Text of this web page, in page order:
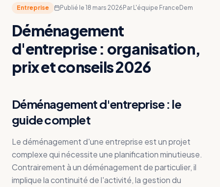
Entreprise Publié le 18 mars 2026 Par L'équipe FranceDem
Déménagement
d'entreprise : organisation,
prix et conseils 2026
Déménagement d'entreprise : le
guide complet
Le déménagement d'une entreprise est un projet
complexe qui nécessite une planification minutieuse.
Contrairement à un déménagement de particulier, il
implique la continuité de l'activité, la gestion du